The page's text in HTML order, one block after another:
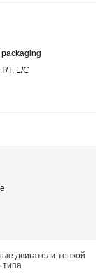
T, L/C
двигатели тонкой
типа